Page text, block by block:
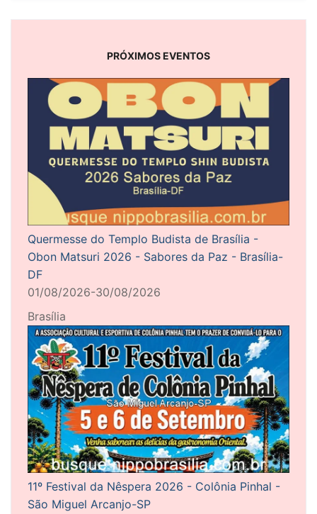
PRÓXIMOS EVENTOS
Quermesse do Templo Budista de Brasília -
Obon Matsuri 2026 - Sabores da Paz - Brasília-
DF
01/08/2026-30/08/2026
Brasília
11º Festival da Nêspera 2026 - Colônia Pinhal -
São Miguel Arcanjo-SP